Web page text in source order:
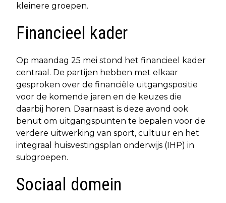
kleinere groepen.
Financieel kader
Op maandag 25 mei stond het financieel kader
centraal. De partijen hebben met elkaar
gesproken over de financiële uitgangspositie
voor de komende jaren en de keuzes die
daarbij horen. Daarnaast is deze avond ook
benut om uitgangspunten te bepalen voor de
verdere uitwerking van sport, cultuur en het
integraal huisvestingsplan onderwijs (IHP) in
subgroepen.
Sociaal domein